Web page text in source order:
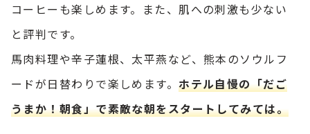
コーヒーも楽しめます。また、肌への刺激も少ない
と評判です。
馬肉料理や辛子蓮根、太平燕など、熊本のソウルフ
ードが日替わりで楽しめます。ホテル自慢の「だご
うまか！朝食」で素敵な朝をスタートしてみては。